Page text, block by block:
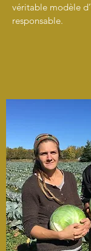
véritable modèle
responsable.